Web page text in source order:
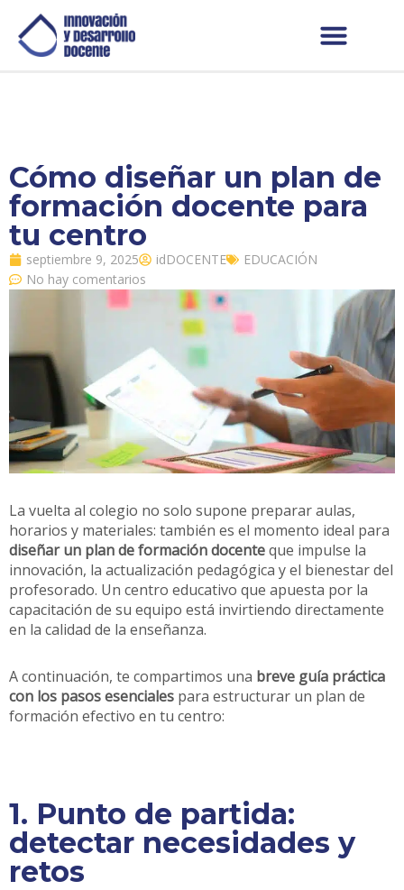
Cómo diseñar un plan de
formación docente para
tu centro
septiembre 9, 2025 idDOCENTE
EDUCACIÓN
No hay comentarios
La vuelta al colegio no solo supone preparar aulas,
horarios y materiales: también es el momento ideal para
diseñar un plan de formación docenteque impulse la
innovación, la actualización pedagógica y el bienestar del
profesorado. Un centro educativo que apuesta por la
capacitación de su equipo está invirtiendo directamente
en la calidad de la enseñanza.
A continuación, te compartimos una breve guía práctica
con los pasos esenciales para estructurar un plan de
formación efectivo en tu centro:
1. Punto de partida:
detectar necesidades y
retos